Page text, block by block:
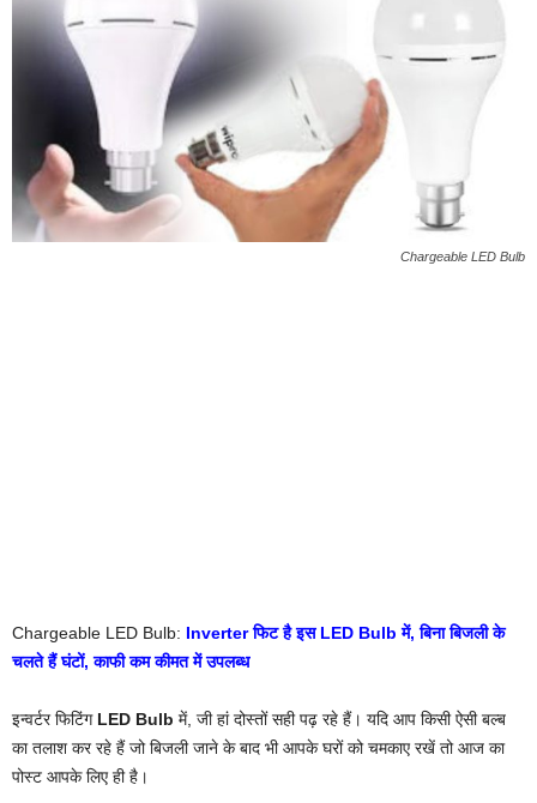
Chargeable LED Bulb
Chargeable LED Bulb: Inverter फिट है इस LED Bulb में, बिना बिजली के
चलते हैं घंटों, काफी कम कीमत में उपलब्ध
इन्वर्टर फिटिंग LED Bulb में, जी हां दोस्तों सही पढ़ रहे हैं। यदि आप किसी ऐसी बल्ब
का तलाश कर रहे हैं जो बिजली जाने के बाद भी आपके घरों को चमकाए रखें तो आज का
पोस्ट आपके लिए ही है।